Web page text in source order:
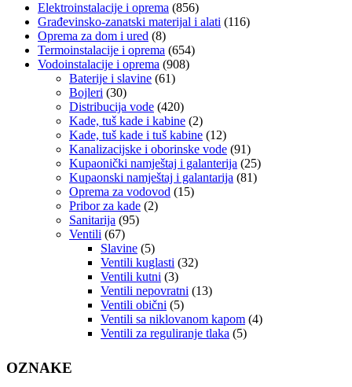
Elektroinstalacije i oprema (856)
Građevinsko-zanatski materijal i alati (116)
Oprema za dom i ured (8)
Termoinstalacije i oprema (654)
Vodoinstalacije i oprema (908)
Baterije i slavine (61)
Bojleri (30)
Distribucija vode (420)
Kade, tuš kade i kabine (2)
Kade, tuš kade i tuš kabine (12)
Kanalizacijske i oborinske vode (91)
Kupaonički namještaj i galanterija (25)
Kupaonski namještaj i galantarija (81)
Oprema za vodovod (15)
Pribor za kade (2)
Sanitarija (95)
Ventili (67)
Slavine (5)
Ventili kuglasti (32)
Ventili kutni (3)
Ventili nepovratni (13)
Ventili obični (5)
Ventili sa niklovanom kapom (4)
Ventili za reguliranje tlaka (5)
OZNAKE